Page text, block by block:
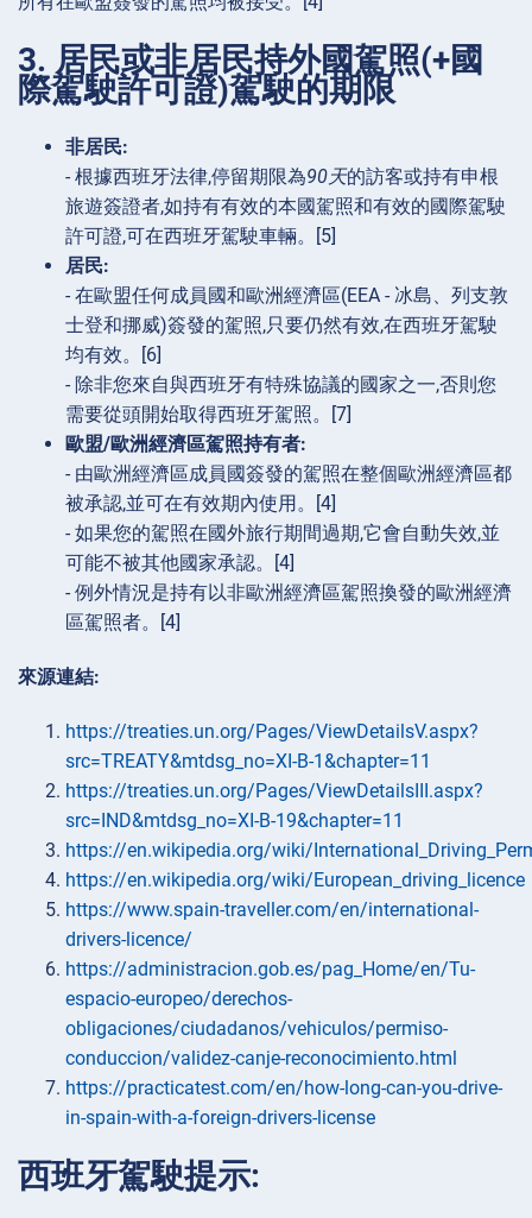
3. 居民或非居民持外國駕照(+國
際駕駛許可證)駕駛的期限
非居民:
- 根據西班牙法律,停留期限為90天的訪客或持有申根
旅遊簽證者,如持有有效的本國駕照和有效的國際駕駛
許可證,可在西班牙駕駛車輛。[5]
居民:
- 在歐盟任何成員國和歐洲經濟區(EEA - 冰島、列支敦
士登和挪威)簽發的駕照,只要仍然有效,在西班牙駕駛
均有效。[6]
- 除非您來自與西班牙有特殊協議的國家之一,否則您
需要從頭開始取得西班牙駕照。[7]
歐盟/歐洲經濟區駕照持有者:
- 由歐洲經濟區成員國簽發的駕照在整個歐洲經濟區都
被承認,並可在有效期內使用。[4]
- 如果您的駕照在國外旅行期間過期,它會自動失效,並
可能不被其他國家承認。[4]
- 例外情況是持有以非歐洲經濟區駕照換發的歐洲經濟
區駕照者。[4]
來源連結:
https://treaties.un.org/Pages/ViewDetailsV.aspx?
src=TREATY&mtdsg_no=XI-B-1&chapter=11
https://treaties.un.org/Pages/ViewDetailsIII.aspx?
src=IND&mtdsg_no=XI-B-19&chapter=11
https://en.wikipedia.org/wiki/
https://en.wikipedia.org/wiki/European_driving_licence
https://www.spain-traveller.com/en/international-
drivers-licence/
https://administracion.gob.es/pag_Home/en/Tu-
espacio-europeo/derechos-
obligaciones/ciudadanos/vehiculos/permiso-
conduccion/validez-canje-reconocimiento.html
https://practicatest.com/en/how-long-can-you-drive-
in-spain-with-a-foreign-drivers-license
西班牙駕駛提示: